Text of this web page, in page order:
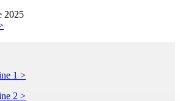
2025
1 >
2 >